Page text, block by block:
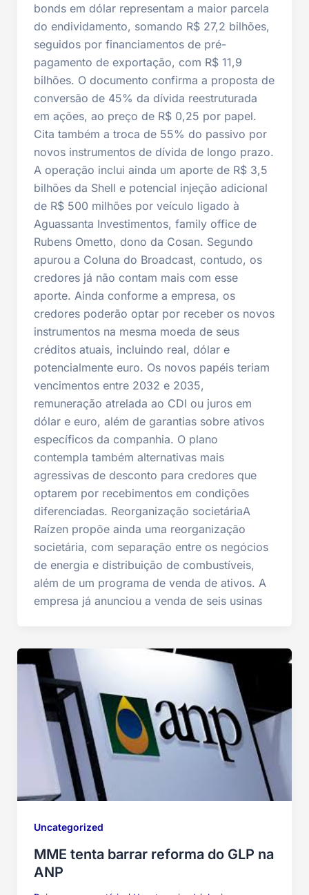
bonds em dólar representam a maior parcela
do endividamento, somando R$ 27,2 bilhões,
seguidos por financiamentos de pré-
pagamento de exportação, com R$ 11,9
bilhões. O documento confirma a proposta de
conversão de 45% da dívida reestruturada
em ações, ao preço de R$ 0,25 por papel.
Cita também a troca de 55% do passivo por
novos instrumentos de dívida de longo prazo.
A operação inclui ainda um aporte de R$ 3,5
bilhões da Shell e potencial injeção adicional
de R$ 500 milhões por veículo ligado à
Aguassanta Investimentos, family office de
Rubens Ometto, dono da Cosan. Segundo
apurou a Coluna do Broadcast, contudo, os
credores já não contam mais com esse
aporte. Ainda conforme a empresa, os
credores poderão optar por receber os novos
instrumentos na mesma moeda de seus
créditos atuais, incluindo real, dólar e
potencialmente euro. Os novos papéis teriam
vencimentos entre 2032 e 2035,
remuneração atrelada ao CDI ou juros em
dólar e euro, além de garantias sobre ativos
específicos da companhia. O plano
contempla também alternativas mais
agressivas de desconto para credores que
optarem por recebimentos em condições
diferenciadas. Reorganização societáriaA
Raízen propõe ainda uma reorganização
societária, com separação entre os negócios
de energia e distribuição de combustíveis,
além de um programa de venda de ativos. A
empresa já anunciou a venda de seis usinas
Uncategorized
MME tenta barrar reforma do GLP na
ANP